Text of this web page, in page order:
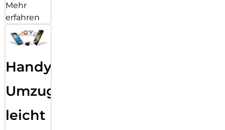
Mehr
erfahren
Handy
Umzug
leicht